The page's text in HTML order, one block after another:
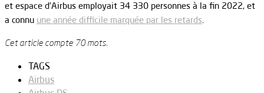
et espace d’Airbus employait 34 330 personnes à la fin 2022, et
a connu une année difficile marquée par les retards.
Cet article compte 70 mots.
TAGS
Airbus